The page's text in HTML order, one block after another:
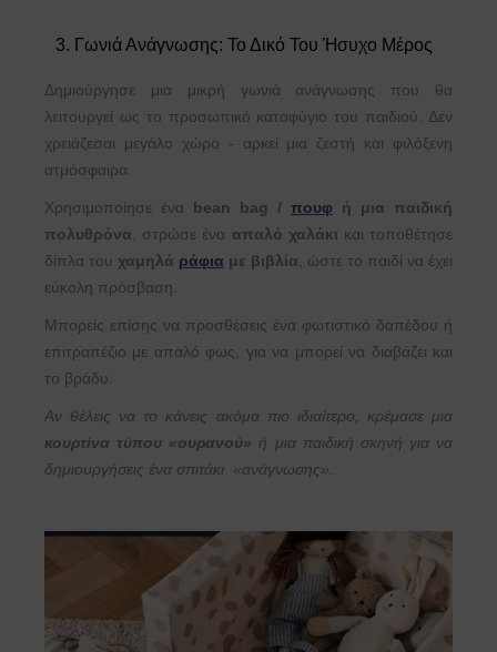
3. Γωνιά Ανάγνωσης: Το Δικό Του Ήσυχο Μέρος
Δημιούργησε μια μικρή γωνιά ανάγνωσης που θα
λειτουργεί ως το προσωπικό καταφύγιο του παιδιού. Δεν
χρειάζεσαι μεγάλο χώρο - αρκεί μια ζεστή και φιλόξενη
ατμόσφαιρα.
Χρησιμοποίησε ένα bean bag / πουφ ή μια παιδική
πολυθρόνα , στρώσε ένα απαλό χαλάκι και τοποθέτησε
δίπλα του χαμηλά ράφια με βιβλία , ώστε το παιδί να έχει
εύκολη πρόσβαση.
Μπορείς επίσης να προσθέσεις ένα φωτιστικό δαπέδου ή
επιτραπέζιο με απαλό φως, για να μπορεί να διαβάζει και
το βράδυ.
Αν θέλεις να το κάνεις ακόμα πιο ιδιαίτερο, κρέμασε μια
κουρτίνα τύπου «ουρανού» ή μια παιδική σκηνή για να
δημιουργήσεις ένα σπιτάκι «ανάγνωσης».